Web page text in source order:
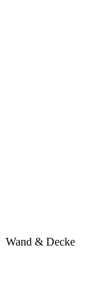
Wand & Decke